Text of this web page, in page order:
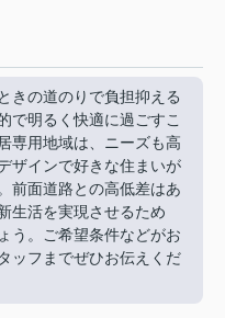
きの道のりで負担抑える
で明るく快適に過ごすこ
専用地域は、ニーズも高
ザインで好きな住まいが
前面道路との高低差はあ
生活を実現させるため
う。ご希望条件などがお
ッフまでぜひお伝えくだ